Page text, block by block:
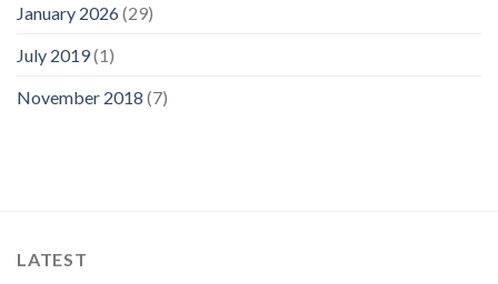
January 2026(29)
July 2019(1)
November 2018 (7)
LATEST